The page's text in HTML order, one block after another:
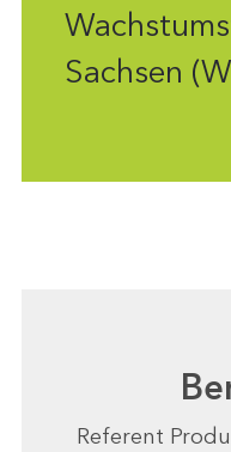
Sachsen
Referent